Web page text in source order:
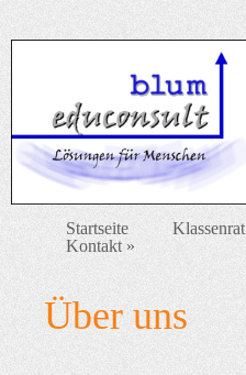
Startseite Klassenrat
Kontakt »
Über uns